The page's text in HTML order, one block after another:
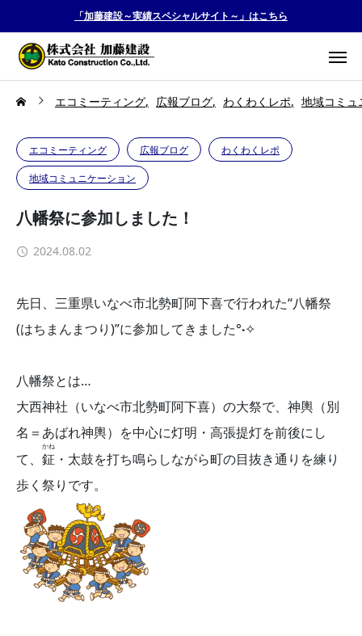
「加藤建設～実績スペシャルサイト～」はこちら
エコミーティング 広報ブログ わくわくレポ 地域コミュ
エコミーティング 広報ブログ わくわくレポ
地域コミュニケーション
八幡祭に参加しました！
2024.08.02
先日、三重県いなべ市北勢町阿下喜で行われた“八幡祭
(はちまんまつり)”に参加してきました°˖✧
八幡祭とは…
大西神社（いなべ市北勢町阿下喜）の大祭で、神輿（別
名＝あばれ神輿）を中心に灯明・高張提灯を前後にし
て、 鉦
かね
・太鼓を打ち鳴らしながら町の目抜き通りを練り
歩く祭りです。